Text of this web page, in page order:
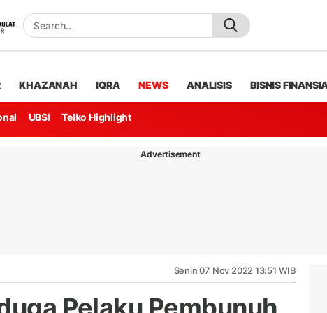
KHAZANAH IQRA NEWS ANALISIS BISNIS
UBSI Telko Highlight
Advertisement
Senin 07 Nov 2022 13:51 WIB